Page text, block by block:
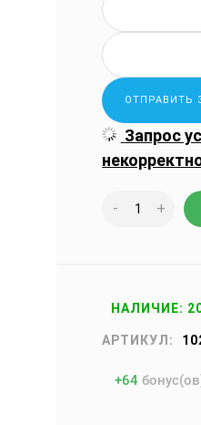
Запрос
- +
НАЛИЧИЕ:
АРТИКУЛ:
+64